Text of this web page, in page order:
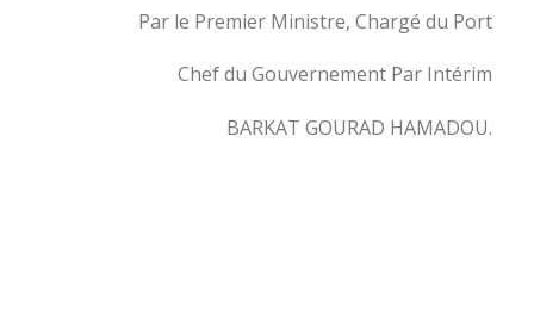
Par le Premier Ministre, Chargé du Port
Chef du Gouvernement Par Intérim
BARKAT GOURAD HAMADOU.